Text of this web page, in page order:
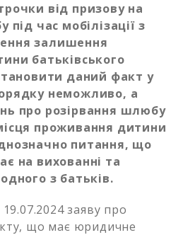
від призову на
під час мобілізації з
залишення
батьківського
даний факт у
неможливо, а
про розірвання шлюбу
проживання дитини
питання, що
на вихованні та
з батьків.
заяву про
що має юридичне